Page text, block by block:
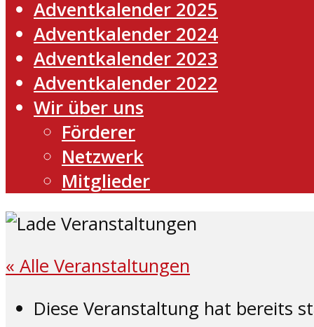
Adventkalender 2025
Adventkalender 2024
Adventkalender 2023
Adventkalender 2022
Wir über uns
Förderer
Netzwerk
Mitglieder
« Alle Veranstaltungen
Diese Veranstaltung hat bereits